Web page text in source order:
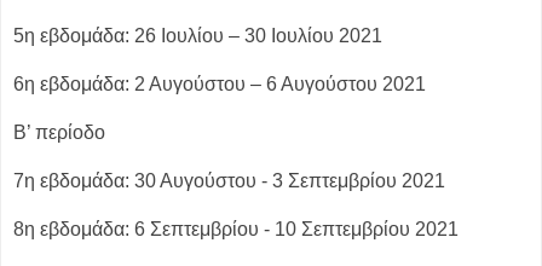
5η εβδομάδα: 26 Ιουλίου – 30 Ιουλίου 2021
6η εβδομάδα: 2 Αυγούστου – 6 Αυγούστου 2021
Β’ περίοδο
7η εβδομάδα: 30 Αυγούστου - 3 Σεπτεμβρίου 2021
8η εβδομάδα: 6 Σεπτεμβρίου - 10 Σεπτεμβρίου 2021